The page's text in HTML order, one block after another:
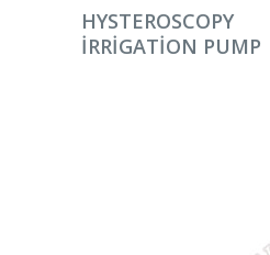
DEVAMINI OKU
HYSTEROSCOPY
IRRIGATION PUMP